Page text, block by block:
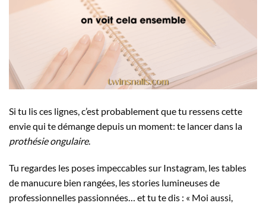
Si tu lis ces lignes, c’est probablement que tu ressens cette
envie qui te démange depuis un moment: te lancer dans la
prothésie ongulaire.
Tu regardes les poses impeccables sur Instagram, les tables
de manucure bien rangées, les stories lumineuses de
professionnelles passionnées… et tu te dis : « Moi aussi,